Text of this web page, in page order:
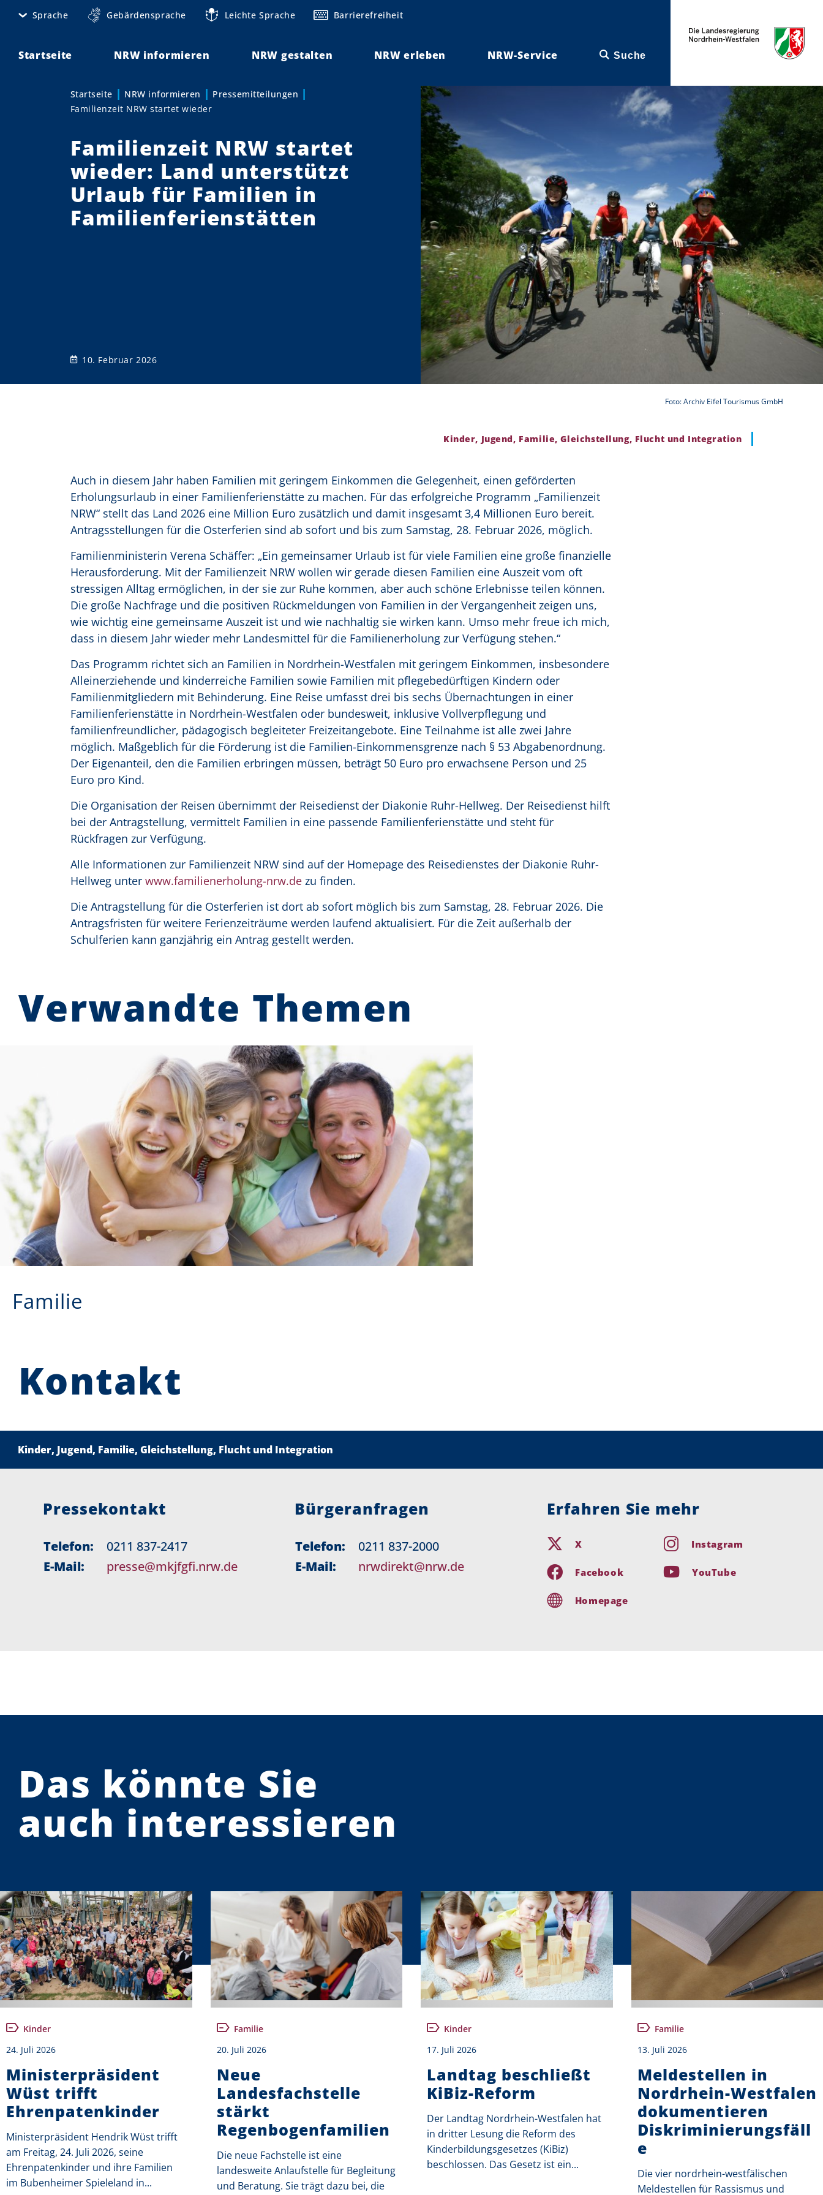
Sprache Gebärdensprache Leichte Sprache Barrierefreiheit
Startseite NRW informieren NRW gestalten NRW erleben NRW-Service Suche
Sie sind hier:
Startseite NRW informieren
Pressemitteilungen
Familienzeit NRW startet wieder
Familienzeit NRW startet
wieder: Land unterstützt
Urlaub für Familien in
Familienferienstätten
10. Februar 2026
Foto: Archiv Eifel Tourismus GmbH
Kinder, Jugend, Familie, Gleichstellung, Flucht und Integration
Auch in diesem Jahr haben Familien mit geringem Einkommen die Gelegenheit, einen geförderten
Erholungsurlaub in einer Familienferienstätte zu machen. Für das erfolgreiche Programm „Familienzeit
NRW“ stellt das Land 2026 eine Million Euro zusätzlich und damit insgesamt 3,4 Millionen Euro bereit.
Antragsstellungen für die Osterferien sind ab sofort und bis zum Samstag, 28. Februar 2026, möglich.
Familienministerin Verena Schäffer: „Ein gemeinsamer Urlaub ist für viele Familien eine große finanzielle
Herausforderung. Mit der Familienzeit NRW wollen wir gerade diesen Familien eine Auszeit vom oft
stressigen Alltag ermöglichen, in der sie zur Ruhe kommen, aber auch schöne Erlebnisse teilen können.
Die große Nachfrage und die positiven Rückmeldungen von Familien in der Vergangenheit zeigen uns,
wie wichtig eine gemeinsame Auszeit ist und wie nachhaltig sie wirken kann. Umso mehr freue ich mich,
dass in diesem Jahr wieder mehr Landesmittel für die Familienerholung zur Verfügung stehen.“
Das Programm richtet sich an Familien in Nordrhein-Westfalen mit geringem Einkommen, insbesondere
Alleinerziehende und kinderreiche Familien sowie Familien mit pflegebedürftigen Kindern oder
Familienmitgliedern mit Behinderung. Eine Reise umfasst drei bis sechs Übernachtungen in einer
Familienferienstätte in Nordrhein-Westfalen oder bundesweit, inklusive Vollverpflegung und
familienfreundlicher, pädagogisch begleiteter Freizeitangebote. Eine Teilnahme ist alle zwei Jahre
möglich. Maßgeblich für die Förderung ist die Familien-Einkommensgrenze nach § 53 Abgabenordnung.
Der Eigenanteil, den die Familien erbringen müssen, beträgt 50 Euro pro erwachsene Person und 25
Euro pro Kind.
Die Organisation der Reisen übernimmt der Reisedienst der Diakonie Ruhr-Hellweg. Der Reisedienst hilft
bei der Antragstellung, vermittelt Familien in eine passende Familienferienstätte und steht für
Rückfragen zur Verfügung.
Alle Informationen zur Familienzeit NRW sind auf der Homepage des Reisedienstes der Diakonie Ruhr-
Hellweg unter www.familienerholung-nrw.dezu finden.
Die Antragstellung für die Osterferien ist dort ab sofort möglich bis zum Samstag, 28. Februar 2026. Die
Antragsfristen für weitere Ferienzeiträume werden laufend aktualisiert. Für die Zeit außerhalb der
Schulferien kann ganzjährig ein Antrag gestellt werden.
Verwandte Themen
Familie
Kontakt
Kinder, Jugend, Familie, Gleichstellung, Flucht und Integration
Pressekontakt
Telefon:
0211 837-2417
E-Mail:
presse@mkjfgfi.nrw.de
Bürgeranfragen
Telefon:
0211 837-2000
E-Mail:
nrwdirekt@nrw.de
Erfahren Sie mehr
X Instagram
Facebook YouTube
Homepage
Das könnte Sie
auch interessieren
Kinder
24. Juli 2026
Ministerpräsident
Wüst trifft
Ehrenpatenkinder
Ministerpräsident Hendrik Wüst trifft
am Freitag, 24. Juli 2026, seine
Ehrenpatenkinder und ihre Familien
im Bubenheimer Spieleland in...
Familie
20. Juli 2026
Neue
Landesfachstelle
stärkt
Regenbogenfamilien
Die neue Fachstelle ist eine
landesweite Anlaufstelle für Begleitung
und Beratung. Sie trägt dazu bei, die
Kinder
17. Juli 2026
Landtag beschließt
KiBiz-Reform
Der Landtag Nordrhein-Westfalen hat
in dritter Lesung die Reform des
Kinderbildungsgesetzes (KiBiz)
beschlossen. Das Gesetz ist ein...
Familie
13. Juli 2026
Meldestellen in
Nordrhein-Westfalen
dokumentieren
Diskriminierungsfäll
e
Die vier nordrhein-westfälischen
Meldestellen für Rassismus und